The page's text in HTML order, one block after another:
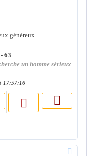
généreux
63
un homme sérieux
17:57:16